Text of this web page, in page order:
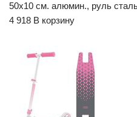
50х10 см. алюмин., руль
4 918 В корзину